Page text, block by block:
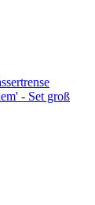
- Set groß